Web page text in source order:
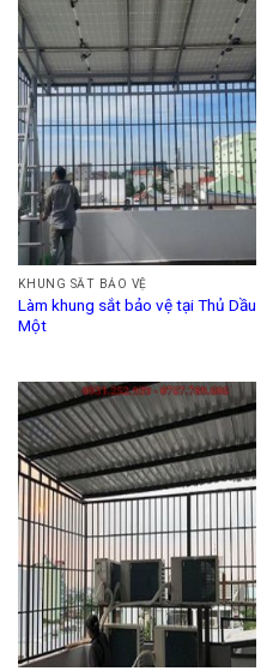
KHUNG SẮT BẢO VỆ
Làm khung sắt bảo vệ tại Thủ Dầu
Một